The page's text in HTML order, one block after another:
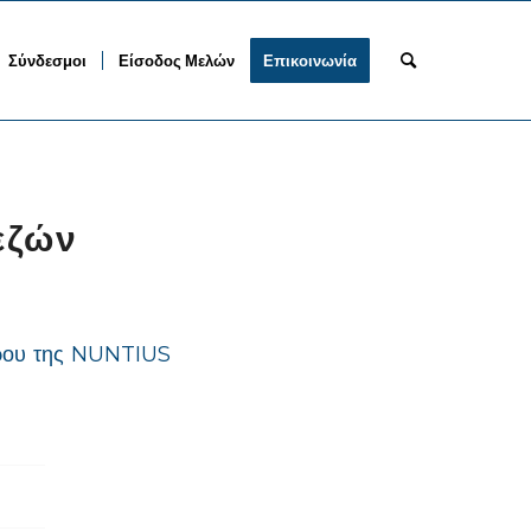
Σύνδεσμοι Είσοδος Μελών Επικοινωνία
της NUNTIUS